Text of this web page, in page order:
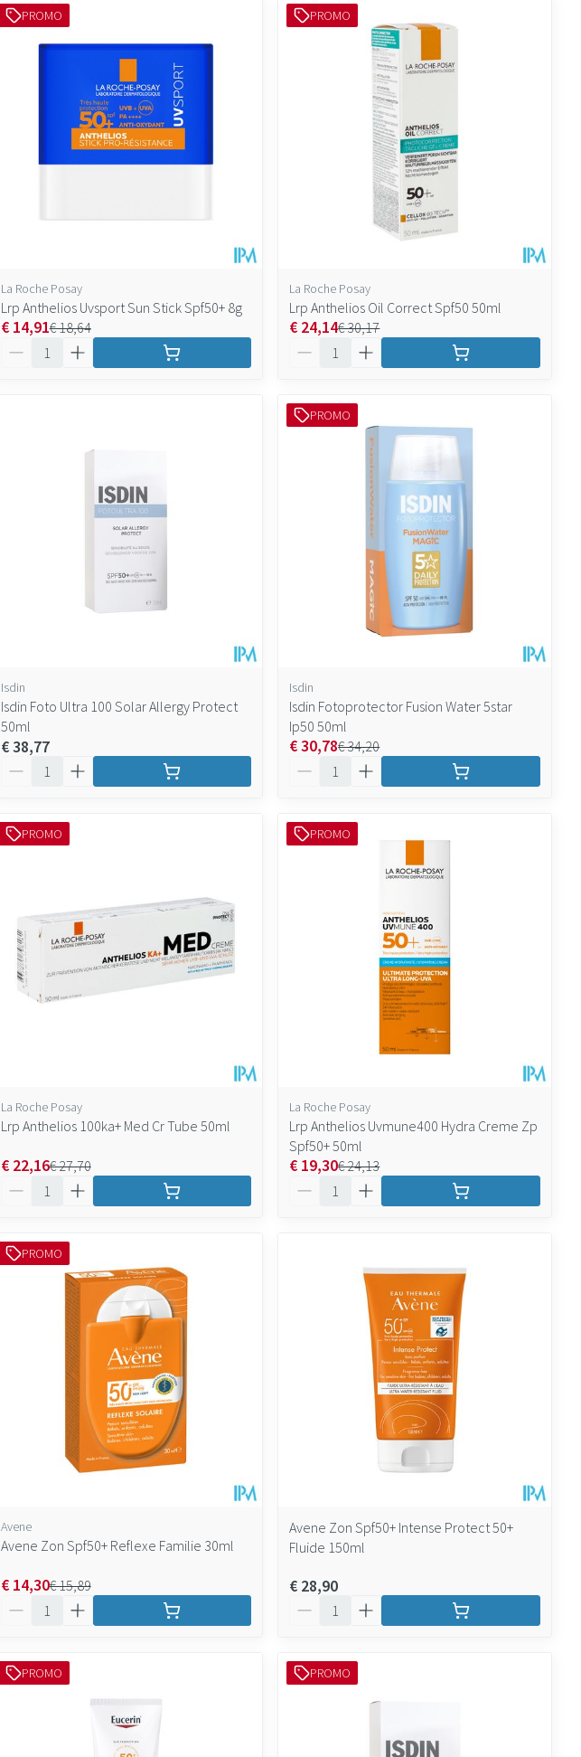
PROMO
La Roche Posay
Lrp Anthelios Uvsport Sun Stick Spf50+ 8g
€ 18,64
€ 14,91
PROMO
La Roche Posay
Lrp Anthelios Oil Correct Spf50 50ml
€ 30,17
€ 24,14
Isdin
Isdin Foto Ultra 100 Solar Allergy Protect
50ml
€ 38,77
PROMO
Isdin
Isdin Fotoprotector Fusion Water 5star
Ip50 50ml
€ 34,20
€ 30,78
PROMO
La Roche Posay
Lrp Anthelios 100ka+ Med Cr Tube 50ml
€ 27,70
€ 22,16
PROMO
La Roche Posay
Lrp Anthelios Uvmune400 Hydra Creme Zp
Spf50+ 50ml
€ 24,13
€ 19,30
PROMO
Avene
Avene Zon Spf50+ Reflexe Familie 30ml
€ 15,89
€ 14,30
Avene Zon Spf50+ Intense Protect 50+
Fluide 150ml
€ 28,90
PROMO PROMO